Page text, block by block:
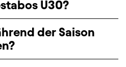
U30?
der Saison